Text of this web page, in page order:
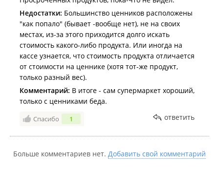
Недостатки: Большинство ценников расположены
"как попало" (бывает -вообще нет), не на своих
местах, из-за этого приходится долго искать
стоимость какого-либо продукта. Или иногда на
кассе узнается, что стоимость продукта отличается
от стоимости на ценнике (хотя тот-же продукт,
только разный вес).
Комментарий: В итоге - сам супермаркет хороший,
только с ценниками беда.
Спасибо 1 ответить
Больше комментариев нет. Добавить свой комментарий